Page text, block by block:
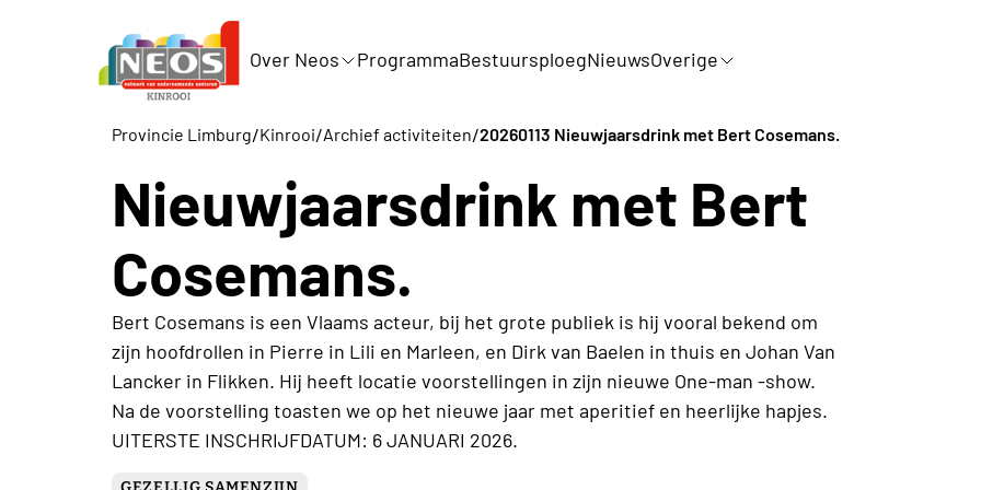
Over Neos ProgrammaBestuursploegNieuwsOverige
Provincie Limburg/Kinrooi/Archief activiteiten/20260113 Nieuwjaarsdrink met Bert Cosemans.
Nieuwjaarsdrink met Bert
Cosemans.
Bert Cosemans is een Vlaams acteur, bij het grote publiek is hij vooral bekend om
zijn hoofdrollen in Pierre in Lili en Marleen, en Dirk van Baelen in thuis en Johan Van
Lancker in Flikken. Hij heeft locatie voorstellingen in zijn nieuwe One-man -show.
Na de voorstelling toasten we op het nieuwe jaar met aperitief en heerlijke hapjes.
UITERSTE INSCHRIJFDATUM: 6 JANUARI 2026.